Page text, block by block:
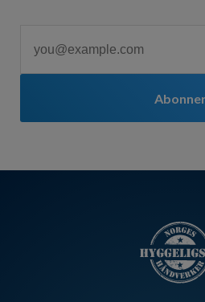
Abonner